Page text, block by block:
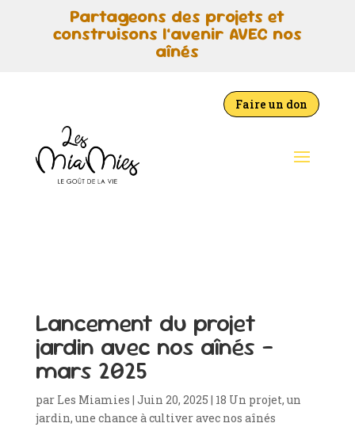
Partageons des projets et
construisons l’avenir AVEC nos
aînés
Faire un don
Lancement du projet
jardin avec nos aînés –
mars 2025
par Les Miamies | Juin 20, 2025 | 18 Un projet, un
jardin, une chance à cultiver avec nos aînés